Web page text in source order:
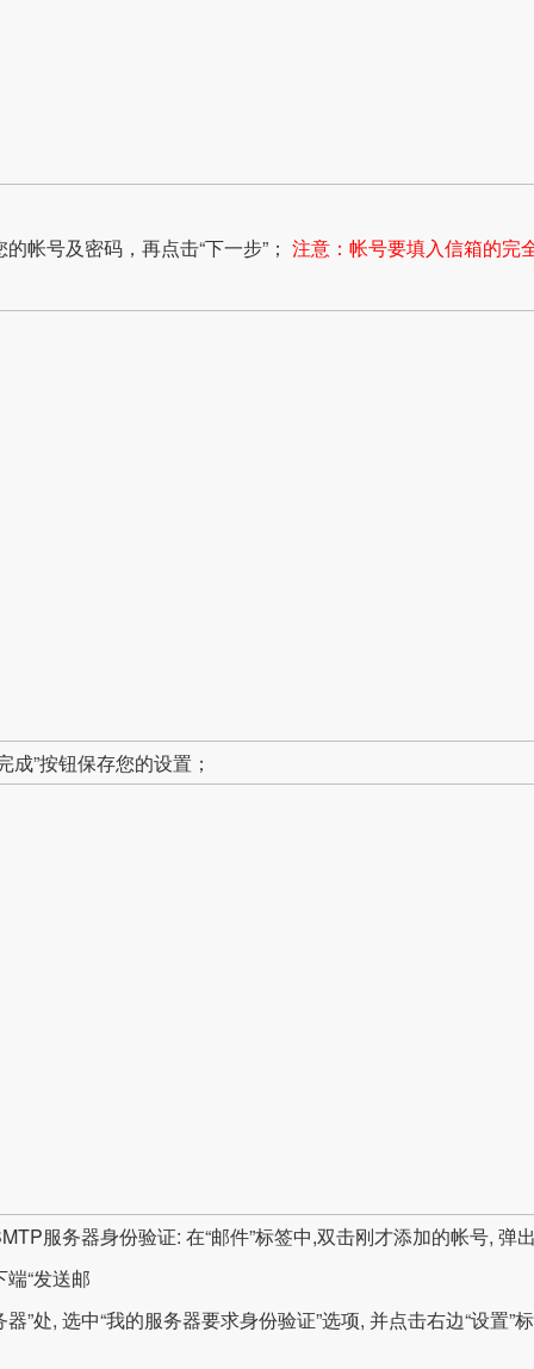
帐号及密码，再点击“下一步”； 注意：帐号要填入信箱的完
成”按钮保存您的设置；
服务器身份验证: 在“邮件”标签中,双击刚才添加的帐号, 弹
端“发送邮
器”处, 选中“我的服务器要求身份验证”选项, 并点击右边“设置